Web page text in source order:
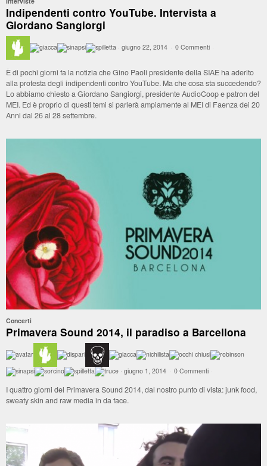
Indipendenti contro YouTube. Intervista a
Giordano Sangiorgi
· giugno 22, 2014 · 0 Commenti ·
È di pochi giorni fa la notizia che Gino Paoli presidente della SIAE ha aderito
alla protesta degli indipendenti contro YouTube. Ma che cosa sta succedendo?
Lo abbiamo chiesto a Giordano Sangiorgi, presidente AudioCoop e patron del
MEI. Ed è proprio di questi temi si parlerà ampiamente al MEI di Faenza dei 20
Anni dal 26 al 28 settembre.
Concerti
Primavera Sound 2014, il paradiso a Barcellona
· giugno 1, 2014 · 0 Commenti ·
I quattro giorni del Primavera Sound 2014, dal nostro punto di vista: junk food,
sweaty skin and raw media in da face.